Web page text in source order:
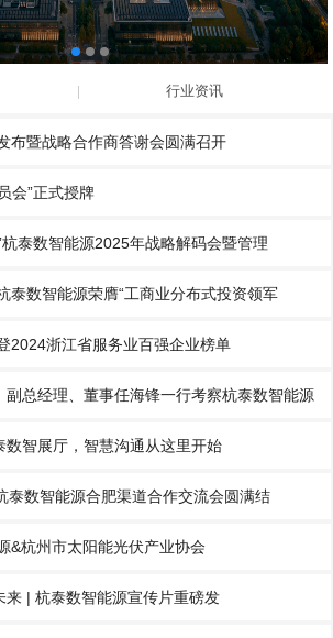
行业资讯
布暨战略合作商答谢会圆满召开
会”正式授牌
泰数智能源2025年战略解码会暨管理
泰数智能源荣膺“工商业分布式投资领军
2024浙江省服务业百强企业榜单
副总经理、董事任海锋一行考察杭泰数智能源
数智展厅，智慧沟通从这里开始
泰数智能源合肥渠道合作交流会圆满结
&杭州市太阳能光伏产业协会
来 | 杭泰数智能源宣传片重磅发